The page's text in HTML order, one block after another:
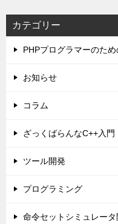
カテゴリー
PHPプログラマーのた
お知らせ
コラム
ざっくばらんなC++入門
ツール開発
プログラミング
命令セットシミュレータ